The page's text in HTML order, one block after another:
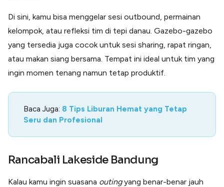
Di sini, kamu bisa menggelar sesi outbound, permainan
kelompok, atau refleksi tim di tepi danau. Gazebo-gazebo
yang tersedia juga cocok untuk sesi sharing, rapat ringan,
atau makan siang bersama. Tempat ini ideal untuk tim yang
ingin momen tenang namun tetap produktif.
Baca Juga: 8 Tips Liburan Hemat yang Tetap
Seru dan Profesional
Rancabali Lakeside Bandung
Kalau kamu ingin suasana outingyang benar-benar jauh